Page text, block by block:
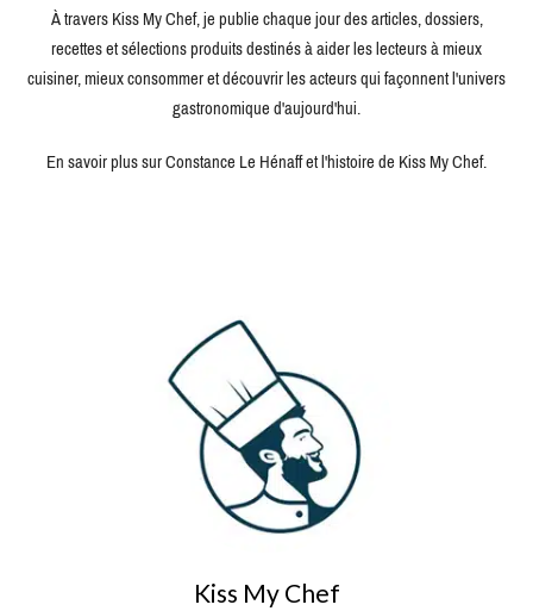
À travers Kiss My Chef, je publie chaque jour des articles, dossiers,
recettes et sélections produits destinés à aider les lecteurs à mieux
cuisiner, mieux consommer et découvrir les acteurs qui façonnent l'univers
gastronomique d'aujourd'hui.
En savoir plus sur Constance Le Hénaff et l'histoire de Kiss My Chef.
Kiss My Chef